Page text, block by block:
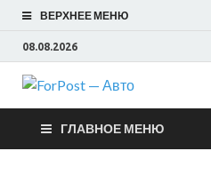
ВЕРХНЕЕ МЕНЮ
08.08.2026
ГЛАВНОЕ МЕНЮ